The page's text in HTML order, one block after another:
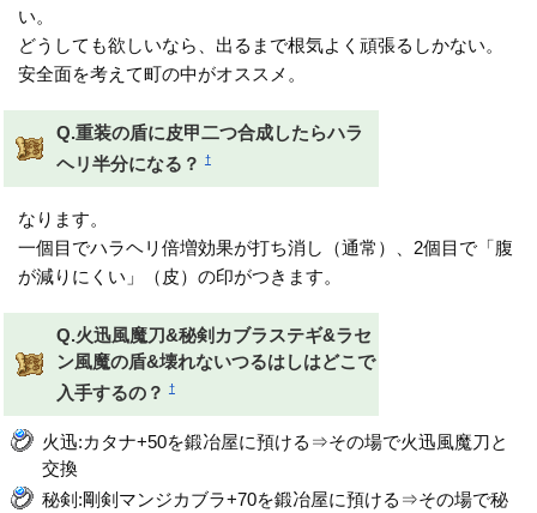
い。
どうしても欲しいなら、出るまで根気よく頑張るしかない。
安全面を考えて町の中がオススメ。
Q.重装の盾に皮甲二つ合成したらハラ
ヘリ半分になる？
†
なります。
一個目でハラヘリ倍増効果が打ち消し（通常）、2個目で「腹
が減りにくい」（皮）の印がつきます。
Q.火迅風魔刀&秘剣カブラステギ&ラセ
ン風魔の盾&壊れないつるはしはどこで
入手するの？
†
火迅:カタナ+50を鍛冶屋に預ける⇒その場で火迅風魔刀と
交換
秘剣:剛剣マンジカブラ+70を鍛冶屋に預ける⇒その場で秘